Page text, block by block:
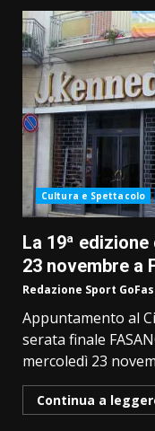
Cultura e Spettacolo
La 19ª
23 novembre a
Redazione Sport
Appuntamento al
serata finale
mercoledì 23
Continua a